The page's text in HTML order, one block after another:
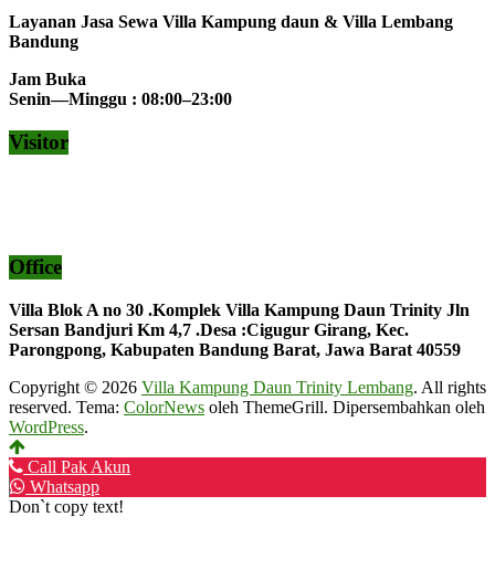
Layanan Jasa Sewa Villa Kampung daun & Villa Lembang
Bandung
Jam Buka
Senin—Minggu : 08:00–23:00
Visitor
Office
Villa Blok A no 30 .Komplek Villa Kampung Daun Trinity Jln
Sersan Bandjuri Km 4,7 .Desa :Cigugur Girang, Kec.
Parongpong, Kabupaten Bandung Barat, Jawa Barat 40559
Copyright © 2026 Villa Kampung Daun Trinity Lembang. All rights
reserved. Tema: ColorNews oleh ThemeGrill. Dipersembahkan oleh
WordPress.
Call Pak Akun
Whatsapp
Don`t copy text!